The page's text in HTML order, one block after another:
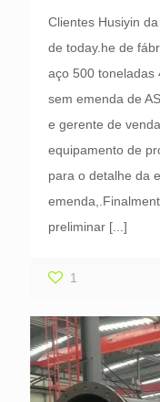
Clientes Husiyin
de today.he de
aço 500 toneladas
sem emenda de
e gerente de
equipamento de
para o detalhe da
preliminar [...]
1